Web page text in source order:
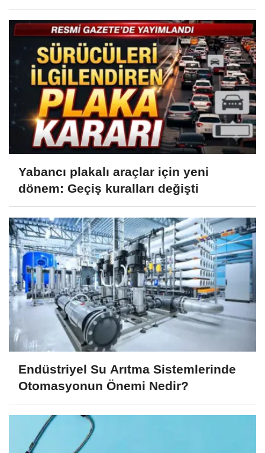
Yabancı plakalı araçlar için yeni
dönem: Geçiş kuralları değişti
Endüstriyel Su Arıtma Sistemlerinde
Otomasyonun Önemi Nedir?